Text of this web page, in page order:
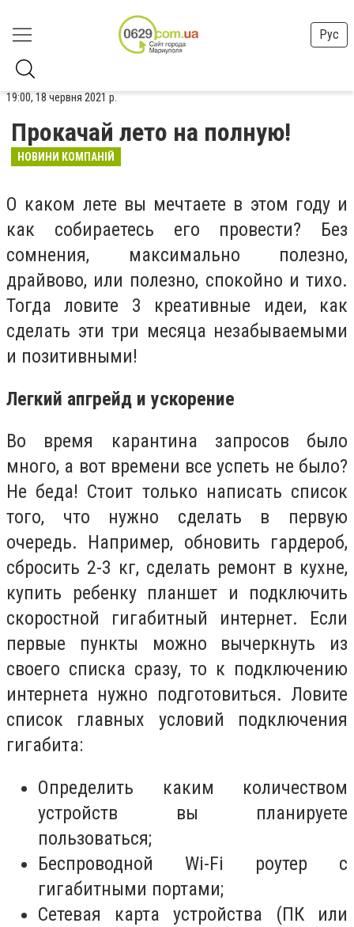
Рус
19:00, 18 червня 2021 р.
Прокачай лето на полную!
НОВИНИ КОМПАНІЙ
О каком лете вы мечтаете в этом году и
как собираетесь его провести? Без
сомнения, максимально полезно,
драйвово, или полезно, спокойно и тихо.
Тогда ловите 3 креативные идеи, как
сделать эти три месяца незабываемыми
и позитивными!
Легкий апгрейд и ускорение
Во время карантина запросов было
много, а вот времени все успеть не было?
Не беда! Стоит только написать список
того, что нужно сделать в первую
очередь. Например, обновить гардероб,
сбросить 2-3 кг, сделать ремонт в кухне,
купить ребенку планшет и подключить
скоростной гигабитный интернет. Если
первые пункты можно вычеркнуть из
своего списка сразу, то к подключению
интернета нужно подготовиться. Ловите
список главных условий подключения
гигабита:
Определить каким количеством
устройств вы планируете
пользоваться;
Беспроводной Wi-Fi роутер с
гигабитными портами;
Сетевая карта устройства (ПК или